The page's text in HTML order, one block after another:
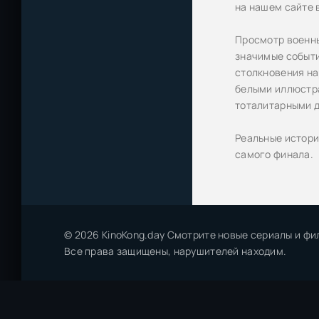
на нашем сайте
Просмотр
значимые
столкновения
белыми
тоталитарными
Реальные
самого финала.
© 2026 KinoKong.day Смотрите новые сериалы и
Все права защищены, нарушителей находим.